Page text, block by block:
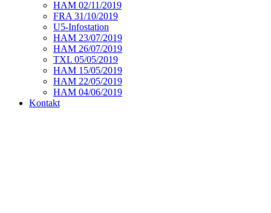
HAM 02/11/2019
FRA 31/10/2019
U5-Infostation
HAM 23/07/2019
HAM 26/07/2019
TXL 05/05/2019
HAM 15/05/2019
HAM 22/05/2019
HAM 04/06/2019
Kontakt